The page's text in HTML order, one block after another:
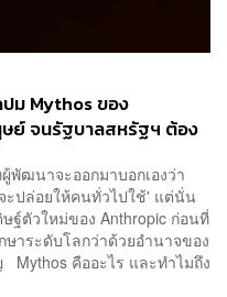
ปม Mythos ของ
ษย์ จนรัฐบาลสหรัฐฯ ต้อง
พัฒนาจะออกมาบอกเองว่า
ะปล่อยให้คนทั่วไปใช้' แต่นั่น
ฐ์ตัวใหม่ของ Anthropic ก่อนที่
าระดับโลกว่าด้วยอำนาจของ
คืออะไร และทำไมถึง